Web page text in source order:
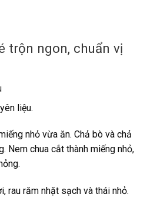
trộn ngon, chuẩn vị
liệu.
nhỏ vừa ăn. Chả bò và chả
Nem chua cắt thành miếng nhỏ,
rau răm nhặt sạch và thái nhỏ.